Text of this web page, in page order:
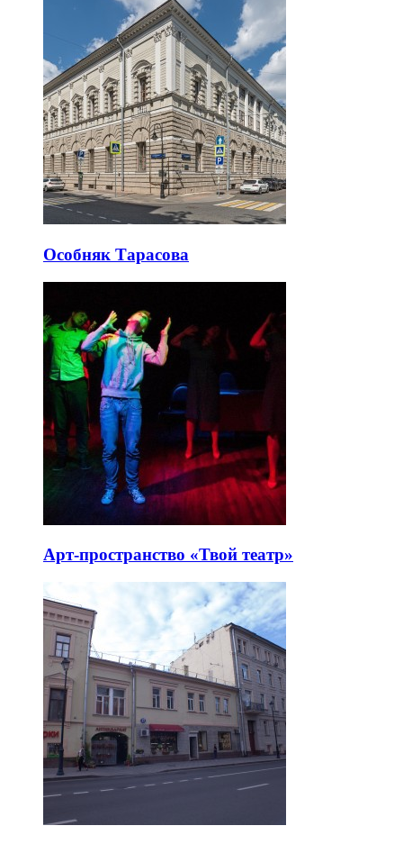
Особняк Тарасова
Арт-пространство «Твой театр»